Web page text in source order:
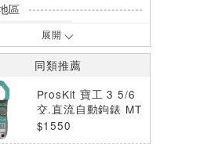
區
台中英才店
區
雄中華店
雄鳳山店
網路訂購
數量：網路訂購(0)、少量庫存
展開
同類推薦
ProsKit 寶工 3 5/6
交.直流自動鉤錶 MT
-3109
$1550